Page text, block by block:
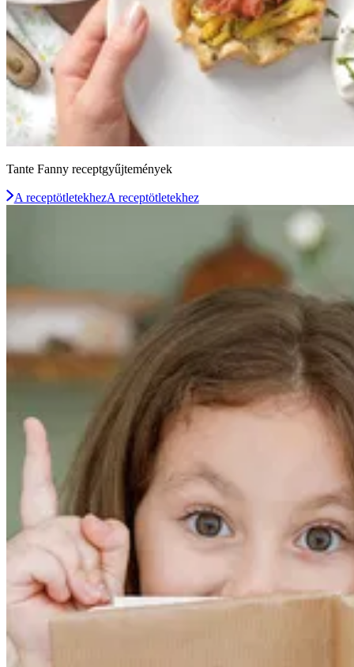
Tante Fanny receptgyűjtemények
A receptötletekhezA receptötletekhez